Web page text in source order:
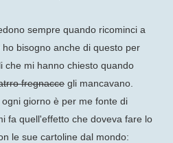
sempre quando ricominci a
bisogno anche di questo per
che mi hanno chiesto quando
fregnacce gli mancavano.
ogni giorno è per me fonte di
fa quell'effetto che doveva fare lo
le sue cartoline dal mondo: